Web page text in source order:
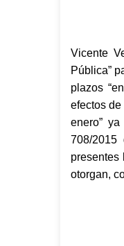
Vicente
Pública”
plazos
efectos
enero”
708/2015
presentes
otorgan,